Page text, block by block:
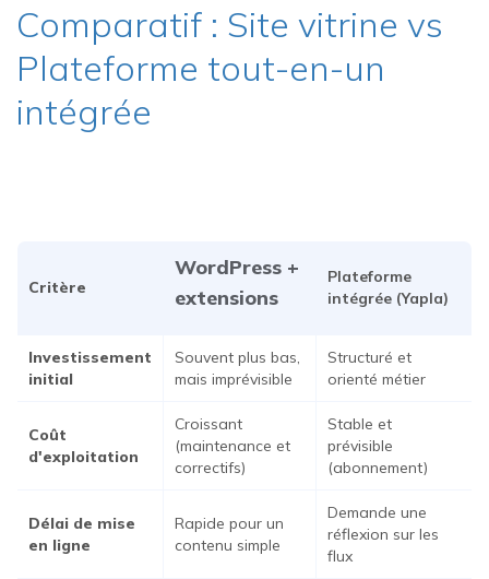
Comparatif : Site vitrine vs
Plateforme tout-en-un
intégrée
Critère
WordPress +
extensions
Plateforme
intégrée (Yapla)
Investissement
initial
Souvent plus bas,
mais imprévisible
Structuré et
orienté métier
Coût
d'exploitation
Croissant
(maintenance et
correctifs)
Stable et
prévisible
(abonnement)
Délai de mise
en ligne
Rapide pour un
contenu simple
Demande une
réflexion sur les
flux